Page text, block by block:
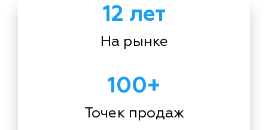
12 лет
На рынке
100+
Точек продаж